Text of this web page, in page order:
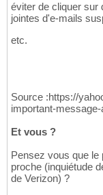
éviter de cliquer sur
jointes d'e-mails
etc.
Source :https://
important-
Et vous ?
Pensez vous que le
proche (inquiétude
de Verizon) ?